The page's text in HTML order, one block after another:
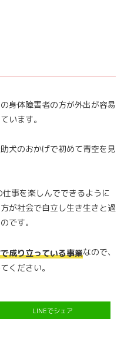
身体障害者の方が外出が容易
います。
犬のおかげで初めて青空を見
事を楽しんでできるように
が社会で自立し生き生きと過
です。
成り立っている事業なので、
ください。
LINEでシェア